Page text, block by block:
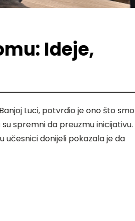
Ideje,
Luci, potvrdio je ono što smo
spremni da preuzmu inicijativu.
učesnici donijeli pokazala je da